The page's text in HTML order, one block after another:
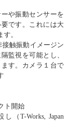
や振動センサーを
です。これには大
。
触振動イメージン
監視を可能とし、
す。カメラ１台で
ト開始
し（T-Works, Japan